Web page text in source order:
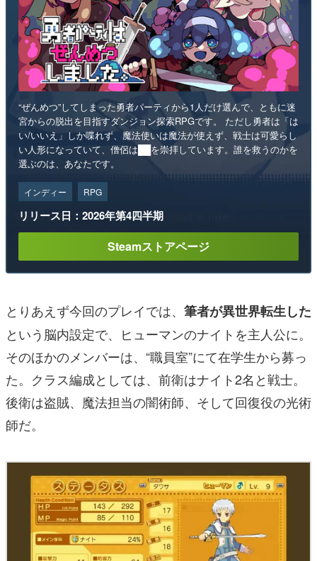
“ぜんめつ”してしまった勇者パーティから1人だけ選んで、ともに迷
宮からの脱出を目指すダンジョン探索RPGです。 ただし勇者は「は
い/いいえ」しか喋れず、魔法使いは魔法が使えず、戦士は可愛らし
い人形になっていて、僧侶は██を崇拝しています。誰を救うのかを
選ぶのは、あなたです。
インディー RPG
リリース日：2026年第4四半期
Steamストアページ
とりあえず今回のプレイでは、 筆者が異世界転生した
という脳内設定で、ヒューマンのナイトを主人公に。
そのほかのメンバーは、“職員室”にて在学生から募っ
た。クラス編成としては、前衛はナイト2名と戦士。
後衛は盗賊、魔法担当の闇術師、そして回復役の光術
師だ。